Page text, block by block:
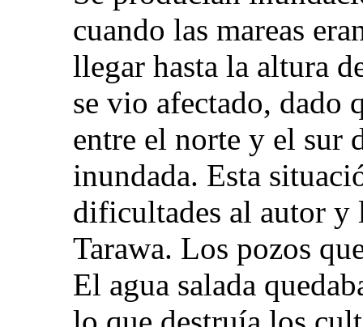
cuando las mareas
llegar hasta la altura
se vio afectado, dado
entre el norte y el sur
inundada. Esta
dificultades al autor y
Tarawa. Los pozos
El agua salada